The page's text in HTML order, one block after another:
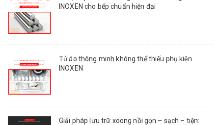
INOXEN cho bếp chuẩn hiện đại
Tủ áo thông minh không thể thiếu phụ kiện
INOXEN
Giải pháp lưu trữ xoong nồi gọn – sạch – tiện: